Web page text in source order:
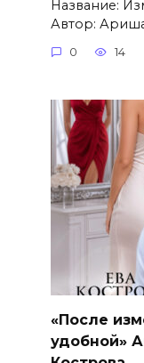
Название:
Автор:
0 14
«После
удобной»